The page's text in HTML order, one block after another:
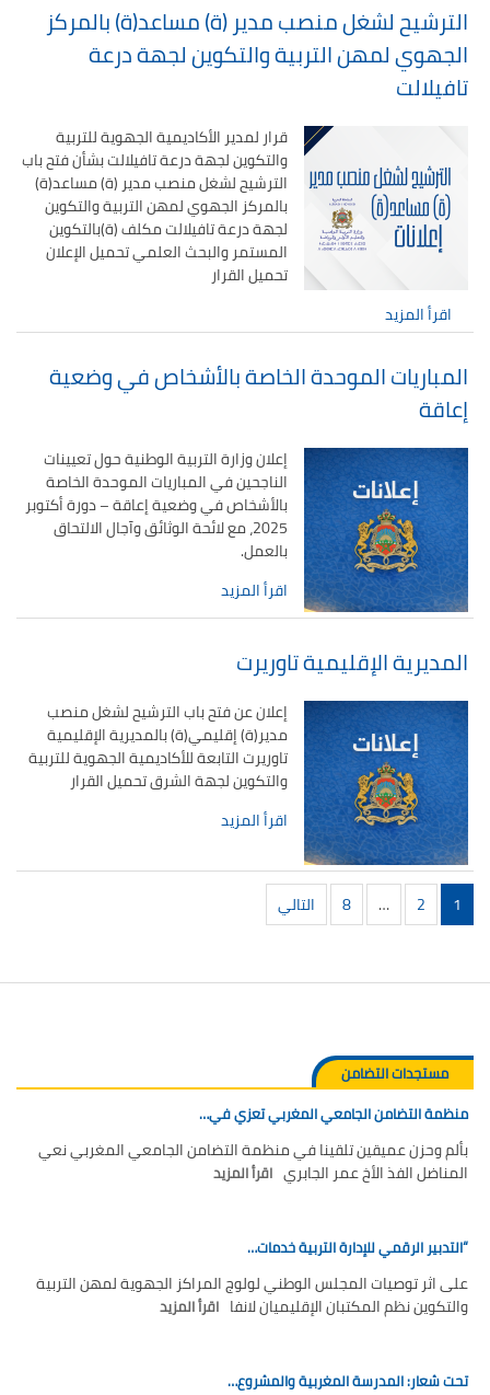
الترشيح لشغل منصب مدير (ة) مساعد(ة) بالمركز
الجهوي لمهن التربية والتكوين لجهة درعة
تافيلالت
قرار لمدير الأكاديمية الجهوية للتربية
والتكوين لجهة درعة تافيلالت بشأن فتح باب
الترشيح لشغل منصب مدير (ة) مساعد(ة)
بالمركز الجهوي لمهن التربية والتكوين
لجهة درعة تافيلالت مكلف (ة)بالتكوين
المستمر والبحث العلمي تحميل الإعلان
تحميل القرار
اقرأ المزيد
المباريات الموحدة الخاصة بالأشخاص في وضعية
إعاقة
إعلان وزارة التربية الوطنية حول تعيينات
الناجحين في المباريات الموحدة الخاصة
بالأشخاص في وضعية إعاقة – دورة أكتوبر
2025، مع لائحة الوثائق وآجال الالتحاق
بالعمل.
اقرأ المزيد
المديرية الإقليمية تاوريرت
إعلان عن فتح باب الترشيح لشغل منصب
مدير(ة) إقليمي(ة) بالمديرية الإقليمية
تاوريرت التابعة للأكاديمية الجهوية للتربية
والتكوين لجهة الشرق تحميل القرار
اقرأ المزيد
تصفّح
المقالات
1
2
…
8 التالي
مستجدات التضامن
منظمة التضامن الجامعي المغربي تعزي في…
بألم وحزن عميقين تلقينا في منظمة التضامن الجامعي المغربي نعي
المناضل الفذ الأخ عمر الجابري اقرأ المزيد
“التدبير الرقمي للإدارة التربية خدمات…
على اثر توصيات المجلس الوطني لولوج المراكز الجهوية لمهن التربية
والتكوين نظم المكتبان الإقليميان لانفا اقرأ المزيد
تحت شعار: المدرسة المغربية والمشروع…